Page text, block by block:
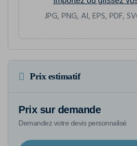
JPG, PNG, AI, EPS, PDF,
Prix estimatif
Prix sur demande
Demandez votre devis personnalisé